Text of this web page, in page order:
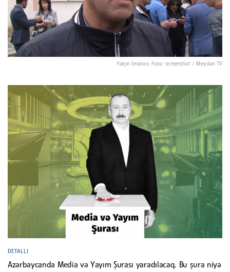
Yalçın İmanov. Foto: screenshot / Meydan TV
DETALLI
Azərbaycanda Media və Yayım Şurası yaradılacaq. Bu şura niyə